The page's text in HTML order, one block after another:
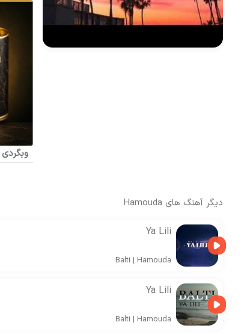
وبگردی
دیگر آهنگ های Hamouda
Ya Lili
Balti | Hamouda
Ya Lili
Balti | Hamouda